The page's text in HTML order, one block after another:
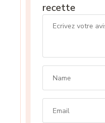
recette